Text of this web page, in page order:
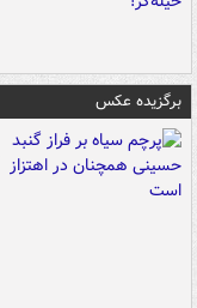
برگزیده عکس